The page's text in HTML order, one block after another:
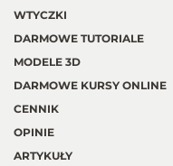
WTYCZKI
DARMOWE TUTORIALE
MODELE 3D
DARMOWE KURSY ONLINE
CENNIK
OPINIE
ARTYKUŁY